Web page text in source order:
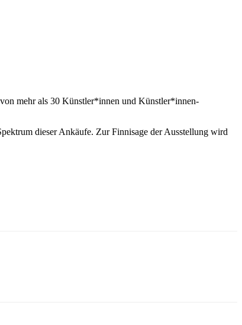
mehr als 30 Künstler*innen und Künstler*innen-
dieser Ankäufe. Zur Finnisage der Ausstellung wird